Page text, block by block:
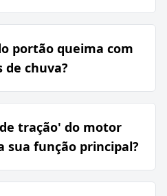
portão queima com
chuva?
tração' do motor
sua função principal?